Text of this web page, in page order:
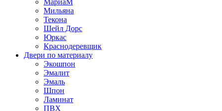
МариаМ
Мильяна
Текона
Шейл Дорс
Юркас
Краснодеревщик
Двери по материалу
Экошпон
Эмалит
Эмаль
Шпон
Ламинат
ПВХ